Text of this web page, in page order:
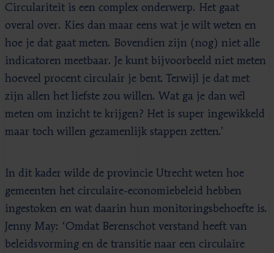
Circulariteit is een complex onderwerp. Het gaat
overal over. Kies dan maar eens wat je wilt weten en
hoe je dat gaat meten. Bovendien zijn (nog) niet alle
indicatoren meetbaar. Je kunt bijvoorbeeld niet meten
hoeveel procent circulair je bent. Terwijl je dat met
zijn allen het liefste zou willen. Wat ga je dan wél
meten om inzicht te krijgen? Het is super ingewikkeld
maar toch willen gezamenlijk stappen zetten.’
In dit kader wilde de provincie Utrecht weten hoe
gemeenten het circulaire-economiebeleid hebben
ingestoken en wat daarin hun monitoringsbehoefte is.
Jenny May: ‘Omdat Berenschot verstand heeft van
beleidsvorming en de transitie naar een circulaire